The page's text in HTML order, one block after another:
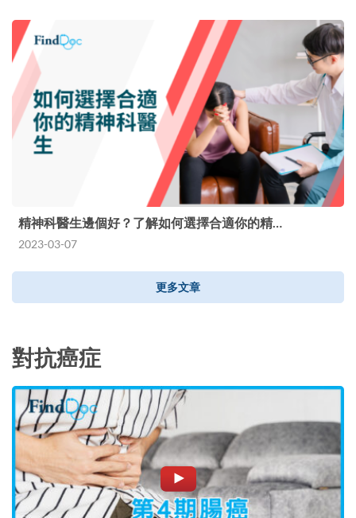
精神科醫生邊個好？了解如何選擇合適你的精…
2023-03-07
更多文章
對抗癌症